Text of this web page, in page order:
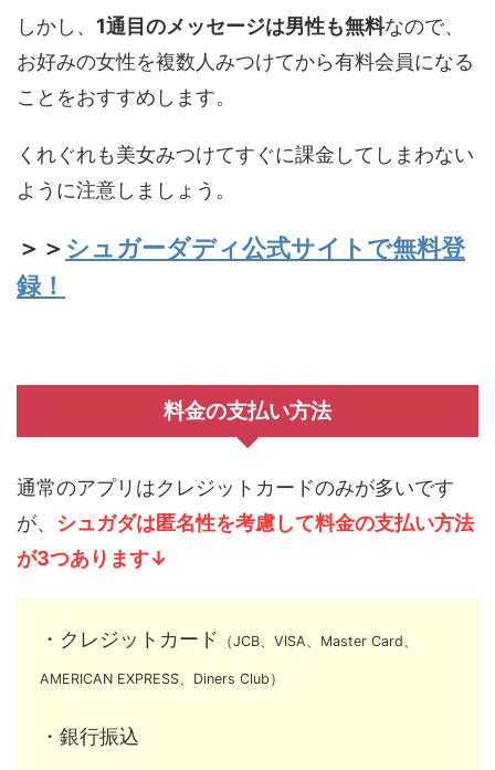
しかし、 1通目のメッセージは男性も無料なので、
お好みの女性を複数人みつけてから有料会員になる
ことをおすすめします。
くれぐれも美女みつけてすぐに課金してしまわない
ように注意しましょう。
＞＞ シュガーダディ公式サイトで無料登
録！
料金の支払い方法
通常のアプリはクレジットカードのみが多いです
が、 シュガダは匿名性を考慮して料金の支払い方法
が3つあります↓
・クレジットカード （JCB、VISA、Master Card、
AMERICAN EXPRESS、Diners Club）
・銀行振込